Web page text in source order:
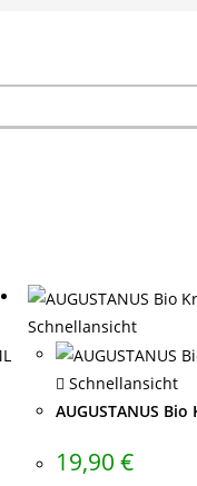
Schnellansicht
Schnellansicht
AUGUSTANUS
19,90 €